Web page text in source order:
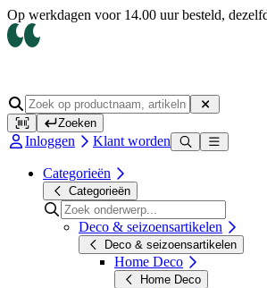
Op werkdagen voor 14.00 uur besteld,
Zoeken
Inloggen Klant worden
Categorieën
Categorieën
Deco & seizoensartikelen
Deco & seizoensartikelen
Home Deco
Home Deco